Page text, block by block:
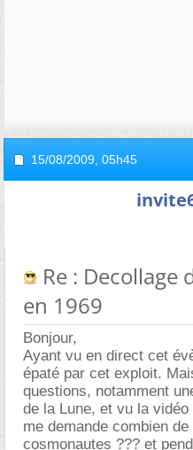
15/08/2009, 05h45
Re : Decollage
en 1969
Bonjour,
Ayant vu en direct cet
épaté par cet exploit.
questions, notamment
de la Lune, et vu la
me demande combien
cosmonautes ??? et